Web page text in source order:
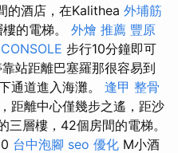
的酒店，在Kalithea 外埔筋
的電梯。 外燴 推薦 豐原
步行10分鐘即可
站距離巴塞羅那很容易到
通道進入海灘。 逢甲 整骨
距離中心僅幾步之遙，距沙
層樓，42個房間的電梯。
台中泡腳 seo 優化 M小酒